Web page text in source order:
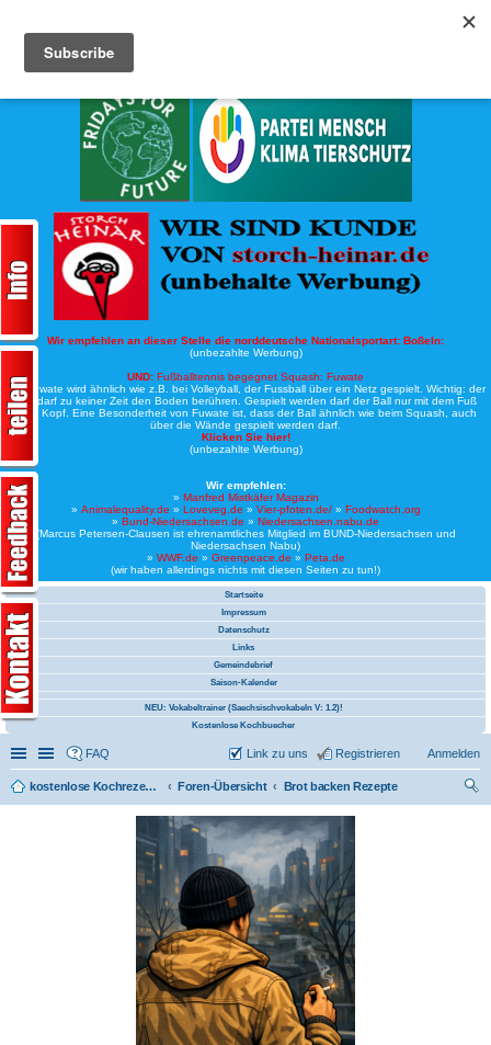
Wir empfehlen an dieser Stelle die norddeutsche Nationalsportart: Boßeln:
(unbezahlte Werbung)
UND: Fußballtennis begegnet Squash: Fuwate
Bei Fuwate wird ähnlich wie z.B. bei Volleyball, der Fussball über ein Netz gespielt. Wichtig: der
Ball darf zu keiner Zeit den Boden berühren. Gespielt werden darf der Ball nur mit dem Fuß
oder Kopf. Eine Besonderheit von Fuwate ist, dass der Ball ähnlich wie beim Squash, auch
über die Wände gespielt werden darf.
Klicken Sie hier!
(unbezahlte Werbung)
Wir empfehlen:
» Manfred Mistkäfer Magazin
» Animalequality.de » Loveveg.de » Vier-pfoten.de/» Foodwatch.org
» Bund-Niedersachsen.de » Niedersachsen.nabu.de
(Marcus Petersen-Clausen ist ehrenamtliches Mitglied im BUND-Niedersachsen und
Niedersachsen Nabu)
» WWF.de » Greenpeace.de » Peta.de
(wir haben allerdings nichts mit diesen Seiten zu tun!)
Startseite
Impressum
Datenschutz
Links
Gemeindebrief
Saison-Kalender
NEU: Vokabeltrainer (Saechsischvokabeln V: 1.2)!
Kostenlose Kochbuecher
Schnellzugriff
Linkliste
FAQ Anmelden
Registrieren
Link zu uns
kostenlose Kochrezepte und kostenlose Kochbücher Foren-Übersicht
Brot backen Rezepte